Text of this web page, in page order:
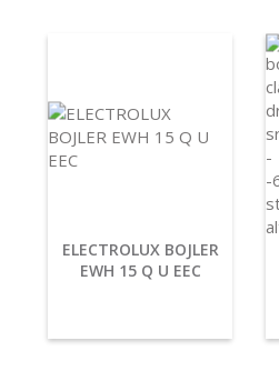
ELECTROLUX BOJLER
EWH 15 Q U EEC